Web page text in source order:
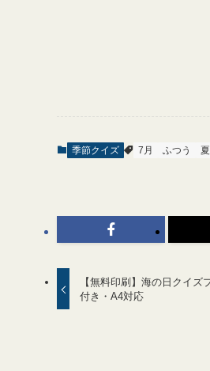
季節クイズ 7月 ふつう 夏
【無料印刷】海の日クイズ
付き・A4対応